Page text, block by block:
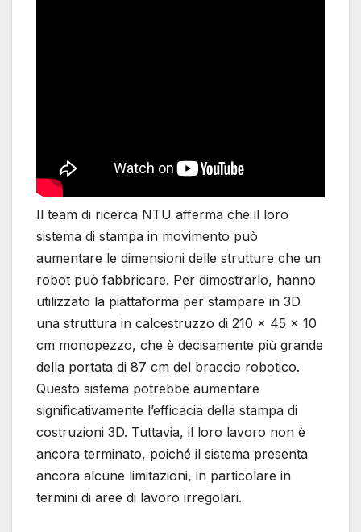
Il team di ricerca NTU afferma che il loro
sistema di stampa in movimento può
aumentare le dimensioni delle strutture che un
robot può fabbricare. Per dimostrarlo, hanno
utilizzato la piattaforma per stampare in 3D
una struttura in calcestruzzo di 210 x 45 x 10
cm monopezzo, che è decisamente più grande
della portata di 87 cm del braccio robotico.
Questo sistema potrebbe aumentare
significativamente l’efficacia della stampa di
costruzioni 3D. Tuttavia, il loro lavoro non è
ancora terminato, poiché il sistema presenta
ancora alcune limitazioni, in particolare in
termini di aree di lavoro irregolari.